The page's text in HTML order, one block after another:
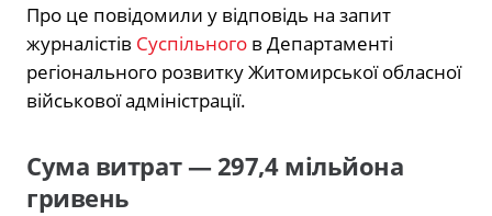
Про це повідомили у відповідь на запит
журналістів Суспільного в Департаменті
регіонального розвитку Житомирської обласної
військової адміністрації.
Сума витрат — 297,4 мільйона
гривень